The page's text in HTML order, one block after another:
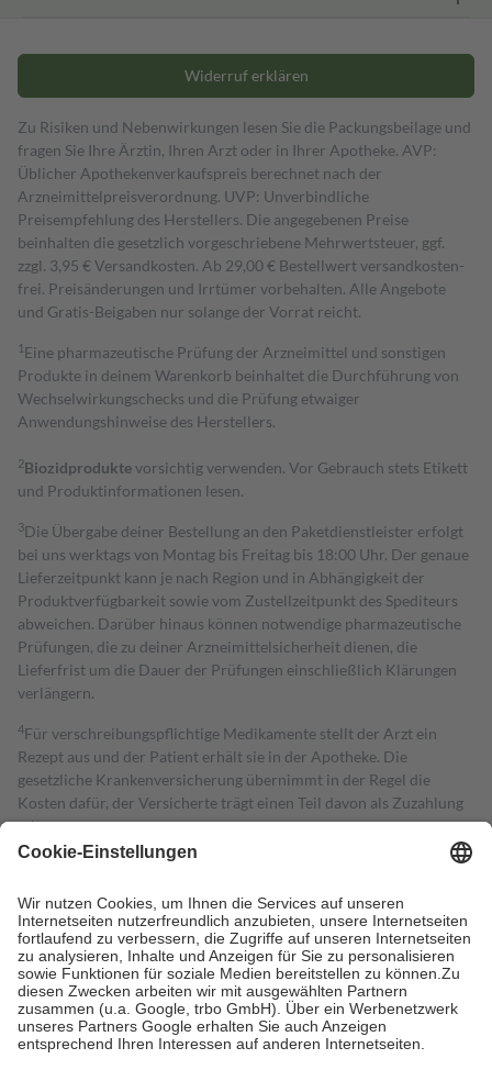
Widerruf erklären
Zu Risiken und Nebenwirkungen lesen Sie die Packungsbeilage und
fragen Sie Ihre Ärztin, Ihren Arzt oder in Ihrer Apotheke. AVP:
Üblicher Apothekenverkaufspreis berechnet nach der
Arzneimittelpreisverordnung. UVP: Unverbindliche
Preisempfehlung des Herstellers. Die angegebenen Preise
beinhalten die gesetzlich vorgeschriebene Mehrwertsteuer, ggf.
zzgl. 3,95 € Versandkosten. Ab 29,00 € Bestell­wert versand­kosten­
frei. Preisänderungen und Irrtümer vorbehalten. Alle Angebote
und Gratis-Beigaben nur solange der Vorrat reicht.
1 Eine pharmazeutische Prüfung der Arzneimittel und sonstigen
Produkte in deinem Warenkorb beinhaltet die Durchführung von
Wechselwirkungschecks und die Prüfung etwaiger
Anwendungshinweise des Herstellers.
2Biozidproduktevorsichtig verwenden. Vor Gebrauch stets Etikett
und Produktinformationen lesen.
3Die Übergabe deiner Bestellung an den Paketdienstleister erfolgt
bei uns werktags von Montag bis Freitag bis 18:00 Uhr. Der genaue
Lieferzeitpunkt kann je nach Region und in Abhängigkeit der
Produktverfügbarkeit sowie vom Zustellzeitpunkt des Spediteurs
abweichen. Darüber hinaus können notwendige pharmazeutische
Prüfungen, die zu deiner Arzneimittelsicherheit dienen, die
Lieferfrist um die Dauer der Prüfungen einschließlich Klärungen
verlängern.
4Für verschreibungspflichtige Medikamente stellt der Arzt ein
Rezept aus und der Patient erhält sie in der Apotheke. Die
gesetzliche Krankenversicherung übernimmt in der Regel die
Kosten dafür, der Versicherte trägt einen Teil davon als Zuzahlung
mit.
Grundsätzlich leisten Mitglieder Zuzahlungen in Höhe von zehn
höchstens zehn Euro.
Es sind jedoch nie mehr als die tatsächlichen
Kosten der Leistung zu entrichten.
Diese Regeln gelten grundsätzlich auch für Online-Apotheken.
Bei Heilmitteln und häuslicher Krankenpflege beträgt die
Zuzahlung zehn Prozent der Kosten sowie zehn Euro je
Verordnung.
Um das Engagement der Versicherten für ihre eigene Gesundheit zu
stärken und die besondere Stellung der Familie zu unterstützen,